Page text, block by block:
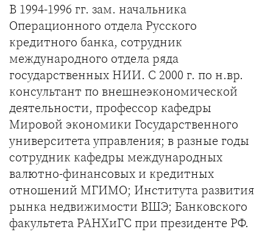
В 1994-1996 гг. зам. начальника
Операционного отдела Русского
кредитного банка, сотрудник
международного отдела ряда
государственных НИИ. С 2000 г. по н.вр.
консультант по внешнеэкономической
деятельности, профессор кафедры
Мировой экономики Государственного
университета управления; в разные годы
сотрудник кафедры международных
валютно-финансовых и кредитных
отношений МГИМО; Института развития
рынка недвижимости ВШЭ; Банковского
факультета РАНХиГС при президенте РФ.